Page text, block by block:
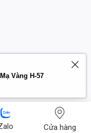
Cửa hàng
Vàng H-57